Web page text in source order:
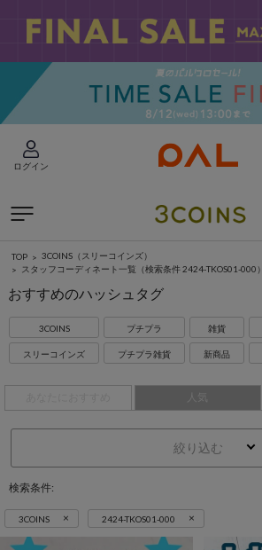
ログイン
TOP
3COINS（スリーコインズ）
スタッフコーディネート一覧 （検索条件 2424-TKOS01-000）
おすすめのハッシュタグ
3COINS
スリーコインズ
プチプラ
プチプラ雑貨
雑貨
新商品
人気
絞り込む
検索条件:
3COINS × 2424-TKOS01-000 ×